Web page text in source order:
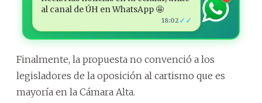
al canal de ÚH en WhatsApp 🤩
18:02 ✓✓
Finalmente, la propuesta no convenció a los
legisladores de la oposición al cartismo que es
mayoría en la Cámara Alta.